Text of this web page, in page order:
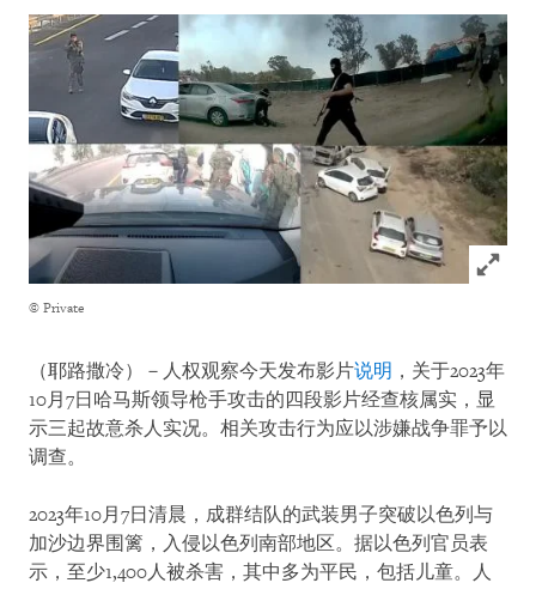
Click
© Private
（耶路撒冷）－人权观察今天发布影片说明 ，关于2023年
10月7日哈马斯领导枪手攻击的四段影片经查核属实，显
示三起故意杀人实况。相关攻击行为应以涉嫌战争罪予以
调查。
2023年10月7日清晨，成群结队的武装男子突破以色列与
加沙边界围篱，入侵以色列南部地区。据以色列官员表
示，至少1,400人被杀害，其中多为平民，包括儿童。人